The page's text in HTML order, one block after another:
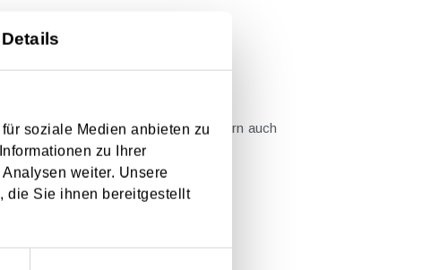
Details
soziale Medien anbieten zu
zu Ihrer
weiter. Unsere
die Sie ihnen bereitgestellt
monetären Zuverdienst, sondern auch
auch die steuerlichen und...
werden